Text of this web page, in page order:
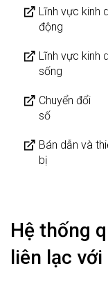
Lĩnh vực kinh
động
Lĩnh vực kinh
sống
Chuyển đổi
số
Bán dẫn và
bị
Hệ thống
liên lạc